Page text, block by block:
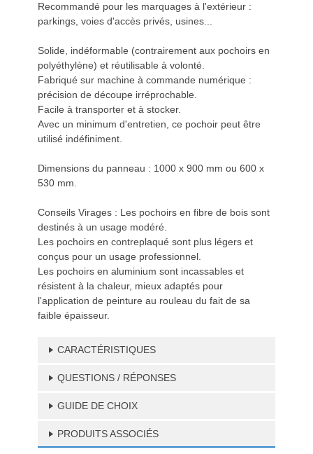
Recommandé pour les marquages à l'extérieur :
parkings, voies d'accès privés, usines...
Solide, indéformable (contrairement aux pochoirs en
polyéthylène) et réutilisable à volonté.
Fabriqué sur machine à commande numérique :
précision de découpe irréprochable.
Facile à transporter et à stocker.
Avec un minimum d'entretien, ce pochoir peut être
utilisé indéfiniment.
Dimensions du panneau : 1000 x 900 mm ou 600 x
530 mm.
Conseils Virages : Les pochoirs en fibre de bois sont
destinés à un usage modéré.
Les pochoirs en contreplaqué sont plus légers et
conçus pour un usage professionnel.
Les pochoirs en aluminium sont incassables et
résistent à la chaleur, mieux adaptés pour
l'application de peinture au rouleau du fait de sa
faible épaisseur.
CARACTÉRISTIQUES
QUESTIONS / RÉPONSES
GUIDE DE CHOIX
PRODUITS ASSOCIÉS